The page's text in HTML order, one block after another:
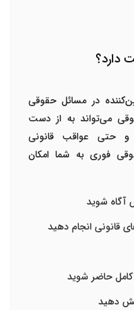
دارد؟
در مسائل حقوقی
می‌تواند به از دست
و حتی عواقب قانونی
فوری به شما امکان
آگاه شوید
قانونی انجام دهید
حاضر شوید
دهید